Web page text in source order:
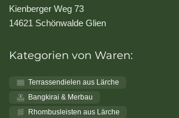
Kienberger Weg 73
14621 Schönwalde Glien
Kategorien von Waren:
Terrassendielen aus Lärche
Bangkirai & Merbau
Rhombusleisten aus Lärche